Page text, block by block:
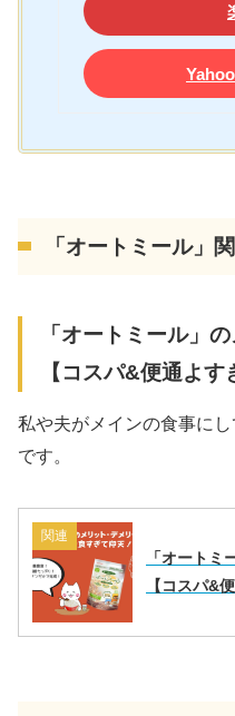
「オートミール」
「オートミール」
【コスパ&便通よす
私や夫がメインの食事に
です。
関連
「オートミ
【コスパ&